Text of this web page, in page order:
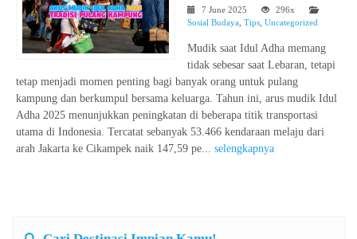
7 June 2025
296x
Sosial Budaya Tips Uncategorized
Mudik saat Idul Adha memang
tidak sebesar saat Lebaran, tetapi
tetap menjadi momen penting bagi banyak orang untuk pulang
kampung dan berkumpul bersama keluarga. Tahun ini, arus mudik Idul
Adha 2025 menunjukkan peningkatan di beberapa titik transportasi
utama di Indonesia. Tercatat sebanyak 53.466 kendaraan melaju dari
arah Jakarta ke Cikampek naik 147,59 pe... selengkapnya